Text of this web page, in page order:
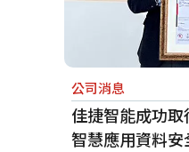
公司消息
佳捷智能成功
智慧應用資料安